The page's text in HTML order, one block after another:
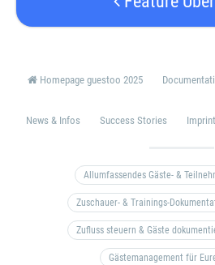
Homepage guestoo 2025
News & Infos Success Stories Imprint
Allumfassendes Gäste- &
Gästemanagement für